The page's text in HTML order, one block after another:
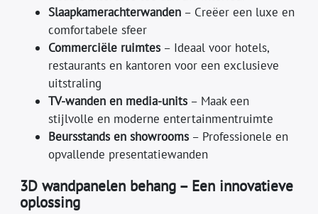
Slaapkamerachterwanden – Creëer een luxe en
comfortabele sfeer
Commerciële ruimtes – Ideaal voor hotels,
restaurants en kantoren voor een exclusieve
uitstraling
TV-wanden en media-units – Maak een
stijlvolle en moderne entertainmentruimte
Beursstands en showrooms – Professionele en
opvallende presentatiewanden
3D wandpanelen behang – Een innovatieve
oplossing